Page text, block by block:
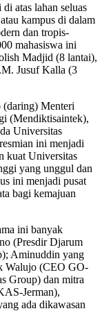
atas lahan seluas
kampus di dalam
dan tropis-
mahasiswa ini
Madjid (8 lantai),
Jusuf Kalla (3
(daring) Menteri
(Mendiktisaintek),
Universitas
ini menjadi
kuat Universitas
yang unggul dan
ini menjadi pusat
bagi kemajuan
ini banyak
(Presdir Djarum
Aminuddin yang
Walujo (CEO GO-
Group) dan mitra
Jerman),
ada dikawasan